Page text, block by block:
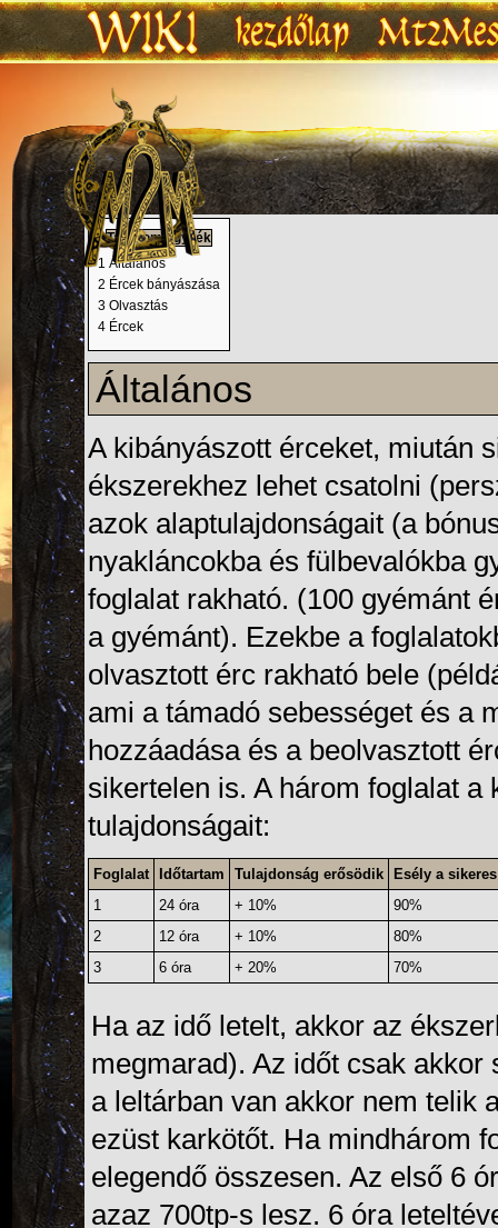
Ugrás:navigáció,keresés
Tartalomjegyzék
1 Általános
2 Ércek bányászása
3 Olvasztás
4 Ércek
Általános
A kibányászott érceket, miután
ékszerekhez lehet csatolni
azok alaptulajdonságait (a
nyakláncokba és fülbevalókba
foglalat rakható. (100 gyémánt
a gyémánt). Ezekbe a
olvasztott érc rakható bele
ami a támadó sebességet és a
hozzáadása és a beolvasztott
sikertelen is. A három foglalat
tulajdonságait:
Foglalat Időtartam Tulajdonság erősödik
Esély a
1
24 óra + 10%
90%
2
12 óra + 10%
80%
3
6 óra + 20% 70%
Ha az idő letelt, akkor az
megmarad). Az időt csak
a leltárban van akkor nem telik
ezüst karkötőt. Ha mindhárom
elegendő összesen. Az első 6
azaz 700tp-s lesz. 6 óra